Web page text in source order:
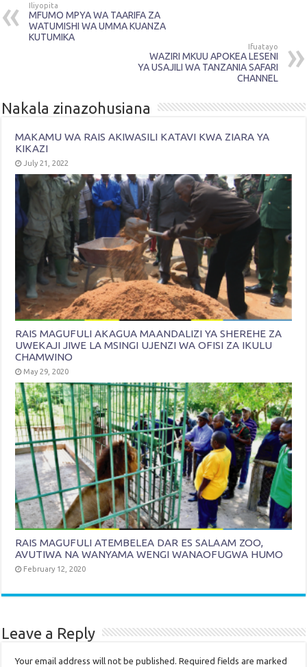
Iliyopita
MFUMO MPYA WA TAARIFA ZA
WATUMISHI WA UMMA KUANZA
KUTUMIKA
Ifuatayo
WAZIRI MKUU APOKEA LESENI
YA USAJILI WA TANZANIA SAFARI
CHANNEL
Nakala zinazohusiana
MAKAMU WA RAIS AKIWASILI KATAVI KWA ZIARA YA
KIKAZI
July 21, 2022
RAIS MAGUFULI AKAGUA MAANDALIZI YA SHEREHE ZA
UWEKAJI JIWE LA MSINGI UJENZI WA OFISI ZA IKULU
CHAMWINO
May 29, 2020
RAIS MAGUFULI ATEMBELEA DAR ES SALAAM ZOO,
AVUTIWA NA WANYAMA WENGI WANAOFUGWA HUMO
February 12, 2020
Leave a Reply
Your email address will not be published. Required fields are marked